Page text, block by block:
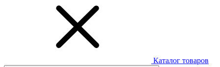
Каталог товаров